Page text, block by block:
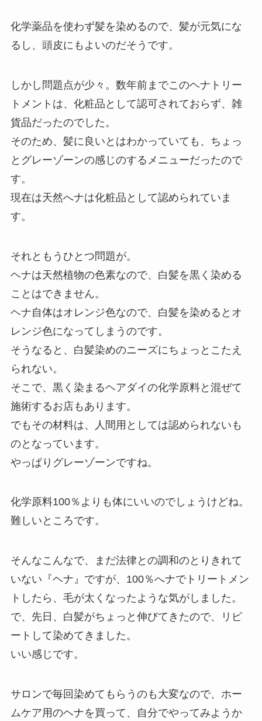
化学薬品を使わず髪を染めるので、髪が元気にな
るし、頭皮にもよいのだそうです。
しかし問題点が少々。数年前までこのヘナトリー
トメントは、化粧品として認可されておらず、雑
貨品だったのでした。
そのため、髪に良いとはわかっていても、ちょっ
とグレーゾーンの感じのするメニューだったので
す。
現在は天然へナは化粧品として認められていま
す。
それともうひとつ問題が。
ヘナは天然植物の色素なので、白髪を黒く染める
ことはできません。
ヘナ自体はオレンジ色なので、白髪を染めるとオ
レンジ色になってしまうのです。
そうなると、白髪染めのニーズにちょっとこたえ
られない。
そこで、黒く染まるヘアダイの化学原料と混ぜて
施術するお店もあります。
でもその材料は、人間用としては認められないも
のとなっています。
やっぱりグレーゾーンですね。
化学原料100％よりも体にいいのでしょうけどね。
難しいところです。
そんなこんなで、まだ法律との調和のとりきれて
いない『ヘナ』ですが、100％へナでトリートメン
トしたら、毛が太くなったような気がしました。
で、先日、白髪がちょっと伸びてきたので、リピ
ートして染めてきました。
いい感じです。
サロンで毎回染めてもらうのも大変なので、ホー
ムケア用のヘナを買って、自分でやってみようか